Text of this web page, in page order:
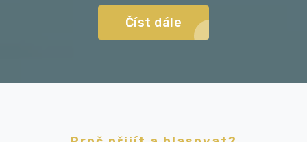
Číst dále